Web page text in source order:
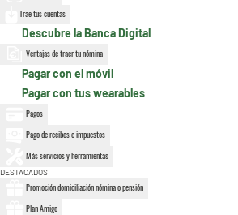
Trae tus cuentas
Descubre la Banca Digital
Ventajas de traer tu nómina
Pagar con el móvil
Pagar con tus wearables
Pagos
Pago de recibos e impuestos
Más servicios y herramientas
DESTACADOS
Promoción domiciliación nómina o pensión
Plan Amigo